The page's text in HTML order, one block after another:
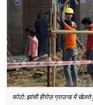
फोटो: झांसी हीरोज़ ग्राउन्ड में